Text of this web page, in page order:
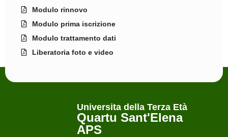
Modulo rinnovo
Modulo prima iscrizione
Modulo trattamento dati
Liberatoria foto e video
Universita della Terza Età
Quartu Sant'Elena
APS